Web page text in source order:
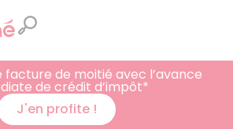
facture de moitié avec l’avance
de crédit d’impôt*
J'en profite !